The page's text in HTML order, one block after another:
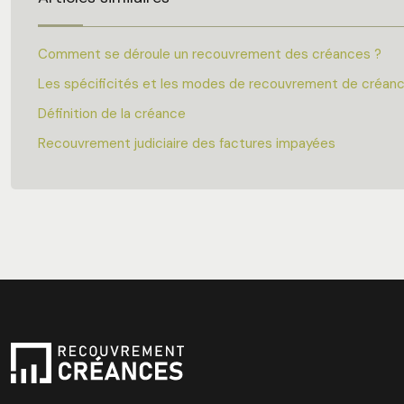
Comment se déroule un recouvrement des créances ?
Les spécificités et les modes de recouvrement de
Définition de la créance
Recouvrement judiciaire des factures impayées